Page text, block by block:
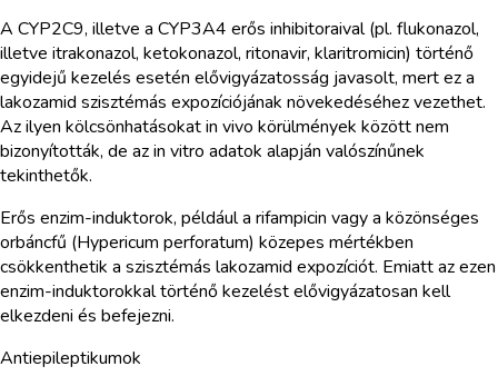
A CYP2C9, illetve a CYP3A4 erős inhibitoraival (pl. flukonazol,
illetve itrakonazol, ketokonazol, ritonavir, klaritromicin) történő
egyidejű kezelés esetén elővigyázatosság javasolt, mert ez a
lakozamid szisztémás expozíciójának növekedéséhez vezethet.
Az ilyen kölcsönhatásokat in vivo körülmények között nem
bizonyították, de az in vitro adatok alapján valószínűnek
tekinthetők.
Erős enzim-induktorok, például a rifampicin vagy a közönséges
orbáncfű (Hypericum perforatum) közepes mértékben
csökkenthetik a szisztémás lakozamid expozíciót. Emiatt az ezen
enzim-induktorokkal történő kezelést elővigyázatosan kell
elkezdeni és befejezni.
Antiepileptikumok